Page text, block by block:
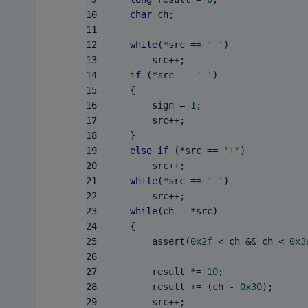
char ch;
while(*src == ' ' )
        src++;
if (*src == '-' )
    {
        sign =
1 ;
        src++;
    }
else if (*src == '+' )
        src++;
while(*src == ' ' )
        src++;
while(ch = *src)
    {
        assert(
0x2f < ch && ch <
        result *=
10;
        result += (ch -
0x30);
        src++;